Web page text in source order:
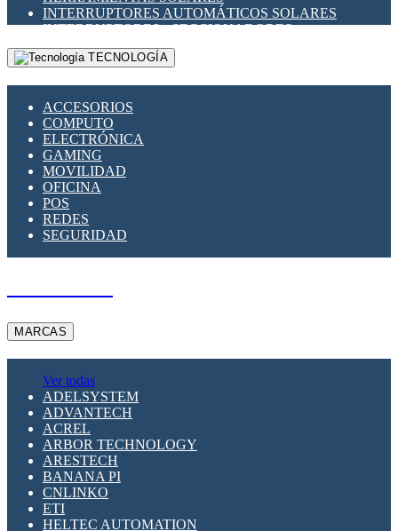
INTERRUPTORES AUTOMÁTICOS SOLARES
INTERRUPTORES - SECCIONADORES
FOTOVOLTÁICOS
MONTAJE PANEL SOLAR
SUPRESOR DE TRANSIENTES SPDS PARA
APLICACIONES FOTOVOLTAICAS
TECNOLOGÍA
ACCESORIOS
COMPUTO
ELECTRÓNICA
GAMING
MOVILIDAD
OFICINA
POS
REDES
SEGURIDAD
MARCAS
Ver todas
ADELSYSTEM
ADVANTECH
ACREL
ARBOR TECHNOLOGY
ARESTECH
BANANA PI
CNLINKO
ETI
HELTEC AUTOMATION